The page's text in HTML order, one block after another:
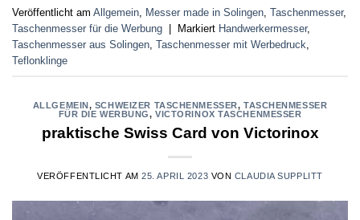
Veröffentlicht am Allgemein, Messer made in Solingen, Taschenmesser,
Taschenmesser für die Werbung
Markiert Handwerkermesser,
Taschenmesser aus Solingen, Taschenmesser mit Werbedruck,
Teflonklinge
ALLGEMEIN, SCHWEIZER TASCHENMESSER, TASCHENMESSER
FÜR DIE WERBUNG,VICTORINOX TASCHENMESSER
praktische Swiss Card von Victorinox
VERÖFFENTLICHT AM25. APRIL 2023 VON CLAUDIA SUPPLITT